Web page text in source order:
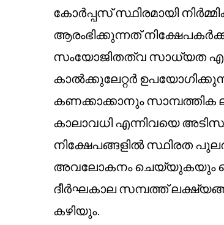
കോർപ്പസ് സ്ഥിരമായി
ആരംഭിക്കുന്നത്
സംയോജിതത്വ സാധ്യത
കാൽക്കുലേറ്റർ
കണക്കാക്കാനും സാമ്പത്തിക
കാലാവധി എന്നിവയെ
നിക്ഷേപങ്ങളിൽ സ്ഥിരത
അവലോകനം ചെയ്യുകയും
ദീർഘകാല സമ്പത്ത്
കഴിയും.